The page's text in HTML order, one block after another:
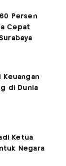
Persen
Cepat
Keuangan
di Dunia
Ketua
Negara